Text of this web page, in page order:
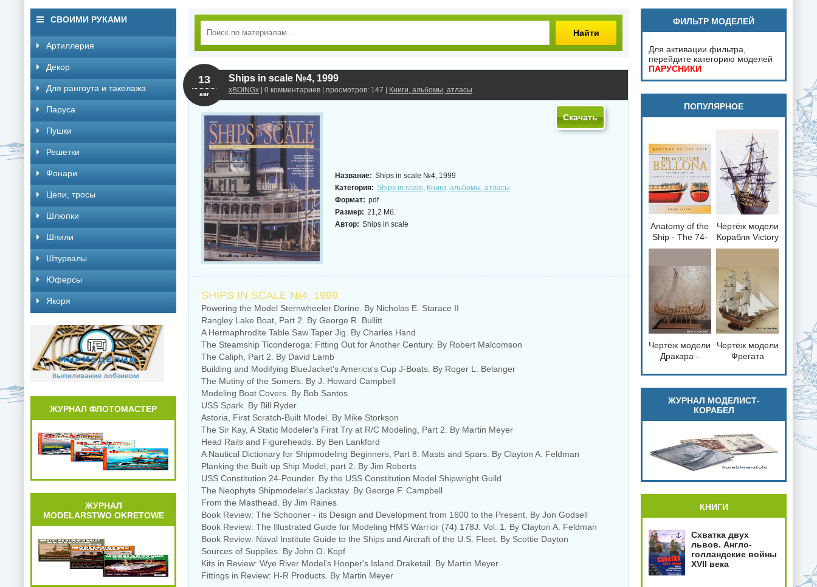
Найти
Ships in scale №4, 1999
xBOINGx | 0 комментариев | просмотров: 147 | Книги, альбомы, атласы
13
авг
Скачать
Название: Ships in scale №4, 1999
Категория: Ships in scale, Книги, альбомы, атласы
Формат: pdf
Размер: 21,2 Мб.
Автор: Ships in scale
SHIPS IN SCALE №4, 1999
Powering the Model Sternwheeler Dorine. By Nicholas E. Starace II
Rangley Lake Boat, Part 2. By George R. Bullitt
A Hermaphrodite Table Saw Taper Jig. By Charles Hand
The Steamship Ticonderoga: Fitting Out for Another Century. By Robert Malcomson
The Caliph, Part 2. By David Lamb
Building and Modifying BlueJacket's America's Cup J-Boats. By Roger L. Belanger
The Mutiny of the Somers. By J. Howard Campbell
Modeling Boat Covers. By Bob Santos
USS Spark. By Bill Ryder
Astoria, First Scratch-Built Model. By Mike Storkson
The Sir Kay, A Static Modeler's First Try at R/C Modeling, Part 2. By Martin Meyer
Head Rails and Figureheads. By Ben Lankford
A Nautical Dictionary for Shipmodeling Beginners, Part 8: Masts and Spars. By Clayton A. Feldman
Planking the Built-up Ship Model, part 2. By Jim Roberts
USS Constitution 24-Pounder. By the USS Constitution Model Shipwright Guild
The Neophyte Shipmodeler's Jackstay. By George F. Campbell
From the Masthead. By Jim Raines
Book Review: The Schooner - its Design and Development from 1600 to the Present. By Jon Godsell
Book Review: The Illustrated Guide for Modeling HMS Warrior (74) 178J: Vol. 1. By Clayton A. Feldman
Book Review: Naval Institute Guide to the Ships and Aircraft of the U.S. Fleet. By Scottie Dayton
Sources of Supplies. By John O. Kopf
Kits in Review: Wye River Model's Hooper's Island Draketail. By Martin Meyer
Fittings in Review: H-R Products. By Martin Meyer
СВОИМИ РУКАМИ
Артиллерия
Декор
Для рангоута и такелажа
Паруса
Пушки
Решетки
Фонари
Цепи, тросы
Шлюпки
Шпили
Штурвалы
Юферсы
Якоря
ЖУРНАЛ ФЛОТОМАСТЕР
ЖУРНАЛ
MODELARSTWO OKRETOWE
ФИЛЬТР МОДЕЛЕЙ
Для активации фильтра,
перейдите категорию моделей
ПАРУСНИКИ
ПОПУЛЯРНОЕ
loading="lazy"
decoding="async"
Anatomy of the
Ship - The 74-
gun Ship
loading="lazy"
decoding="async"
Чертёж модели
Корабля Victory
/ Виктория
сборки и
историческая
справка
loading="lazy"
decoding="async"
fetchpriority="low">
Чертёж модели
Дракара -
для сборки и
историческая
справка
loading="lazy"
decoding="async"
fetchpriority="low">
Чертёж модели
Фрегата
Frigate Pallada
(1832) для
сборки и
историческая
справка
ЖУРНАЛ МОДЕЛИСТ-
КОРАБЕЛ
КНИГИ
Схватка двух
львов. Англо-
голландские войны
XVII века